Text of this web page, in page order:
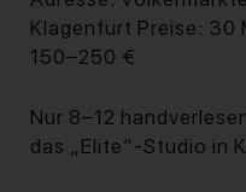
Klagenfurt Preise: 30
150–250 €
Nur 8–12
das „Elite“-Studio in